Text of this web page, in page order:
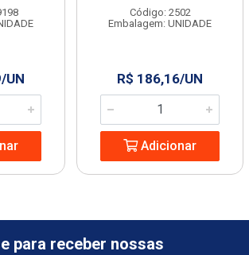
UN
Código: 2502
Embalagem: UNIDADE
R$ 186,16/UN
Adicionar
para receber nossas